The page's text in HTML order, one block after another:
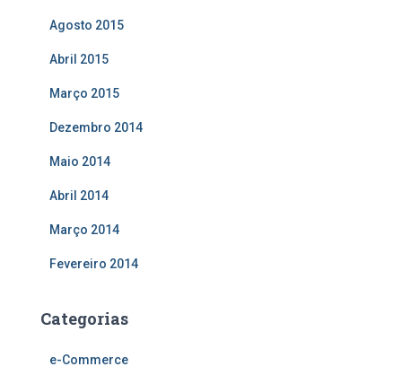
Agosto 2015
Abril 2015
Março 2015
Dezembro 2014
Maio 2014
Abril 2014
Março 2014
Fevereiro 2014
Categorias
e-Commerce